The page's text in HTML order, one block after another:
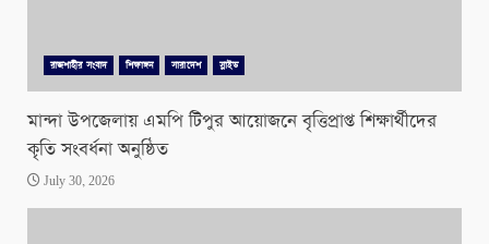
রাজশাহীর সংবাদ শিক্ষাঙ্গন সারাদেশ স্লাইড
মান্দা উপজেলায় এমপি টিপুর আয়োজনে বৃত্তিপ্রাপ্ত শিক্ষার্থীদের
কৃতি সংবর্ধনা অনুষ্ঠিত
July 30, 2026